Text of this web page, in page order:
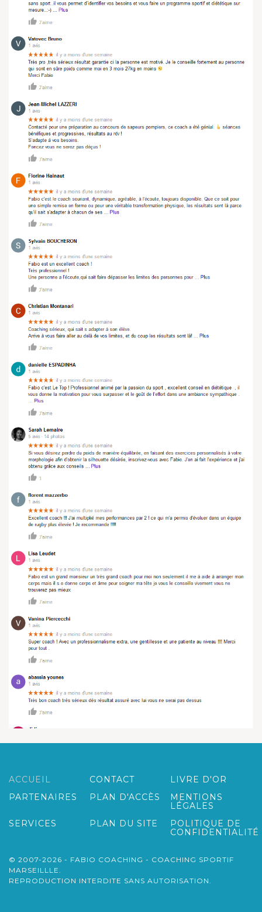
ACCUEIL CONTACT
LIVRE D'OR
PARTENAIRES
PLAN D'ACCÈS
MENTIONS
LÉGALES
SERVICES
PLAN DU SITE
POLITIQUE DE
CONFIDENTIALITÉ
© 2007-2026 - FABIO COACHING - COACHING SPORTIF
MARSEILLLE.
REPRODUCTION INTERDITE SANS AUTORISATION.